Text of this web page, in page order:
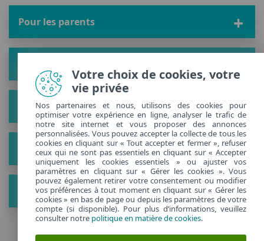
Pour les parents
Solution
À propos
Plus de conseils
Votre choix de cookies, votre
vie privée
Nos partenaires et nous, utilisons des cookies pour
optimiser votre expérience en ligne, analyser le trafic de
notre site internet et vous proposer des annonces
personnalisées. Vous pouvez accepter la collecte de tous les
cookies en cliquant sur « Tout accepter et fermer », refuser
ceux qui ne sont pas essentiels en cliquant sur « Accepter
uniquement les cookies essentiels » ou ajuster vos
paramètres en cliquant sur « Gérer les cookies ». Vous
pouvez également retirer votre consentement ou modifier
vos préférences à tout moment en cliquant sur « Gérer les
cookies » en bas de page ou depuis les paramètres de votre
compte (si disponible). Pour plus d’informations, veuillez
consulter notre politique en matière de cookies.